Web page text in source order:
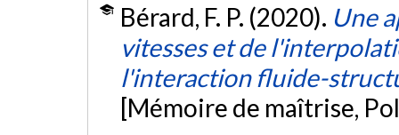
Bérard, F. P. (2020). Une
vitesses et de
l'interaction fluide-
[Mémoire de maîtrise,